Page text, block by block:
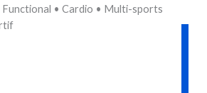
Functional • Cardio • Multi-sports